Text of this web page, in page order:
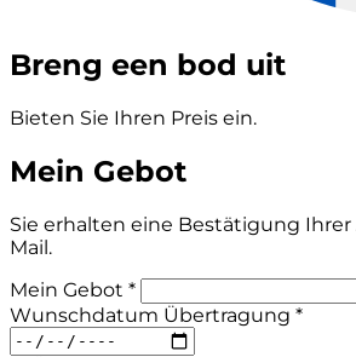
Breng een bod uit
Bieten Sie Ihren Preis ein.
Mein Gebot
Sie erhalten eine Bestätigung
Mail.
Mein Gebot *
Wunschdatum Übertragung *